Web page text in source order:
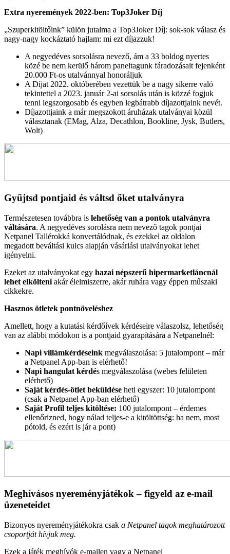
Extra nyeremények 2022-ben: Top3Joker Díj
„Szuperkitöltőink” külön jutalma a Top3Joker Díj: sok-sok válasz és
nagy-nagy kockáztató hajlam: mi ezt díjazzuk!
A negyedéves sorsolásra nevező, ám a 33 boldog nyertes
közé be nem kerülő három paneltagunk fáradozásait fejenként
20.000 Ft-os utalvánnyal honoráljuk
A Díjat 2022. októberében vezettük be a nagy sikerre való
tekintettel a 2023. január 2-ai sorsolás után is közzé fogjuk
tenni legszorgosabb és egyben legbátrabb díjazottjaink nevét.
Díjazottjaink a már megszokott áruházak utalványai közül
választanak (EMag, Alza, Decathlon, Bookline, Jysk, Butlers,
Wolt)
Gyűjtsd pontjaid és váltsd őket utalványra
Természetesen továbbra is lehetőség van a pontok utalványra
váltására. A negyedéves sorolásra nem nevező tagok pontjai
Netpanel Tallérokká konvertálódnak, és ezekkel az oldalon
megadott beváltási kulcs alapján vásárlási utalványokat lehet
igényelni.
Ezeket az utalványokat egy hazai népszerű hipermarketláncnál
lehet elkölteni akár élelmiszerre, akár ruhára vagy éppen műszaki
cikkekre.
Hasznos ötletek pontnöveléshez
Amellett, hogy a kutatási kérdőívek kérdéseire válaszolsz, lehetőség
van az alábbi módokon is a pontjaid gyarapítására a Netpanelnél:
Napi villámkérdéseink megválaszolása: 5 jutalompont – már
a Netpanel App-ban is elérhető!
Napi hangulat kérdés megválaszolása (webes felületen
elérhető)
Saját kérdés-ötlet beküldése heti egyszer: 10 jutalompont
(csak a Netpanel App-ban elérhető)
Saját Profil teljes kitöltése: 100 jutalompont – érdemes
ellenőrizned, hogy nálad teljes-e a kitöltöttség: ha nem, most
pótold, és ezért is jár a pont)
Meghívásos nyereményjátékok – figyeld az e-mail
üzeneteidet
Bizonyos nyereményjátékokra csak a Netpanel tagok meghatározott
csoportját hívjuk meg.
Ezek a játék meghívók e-mailen vagy a Netpanel